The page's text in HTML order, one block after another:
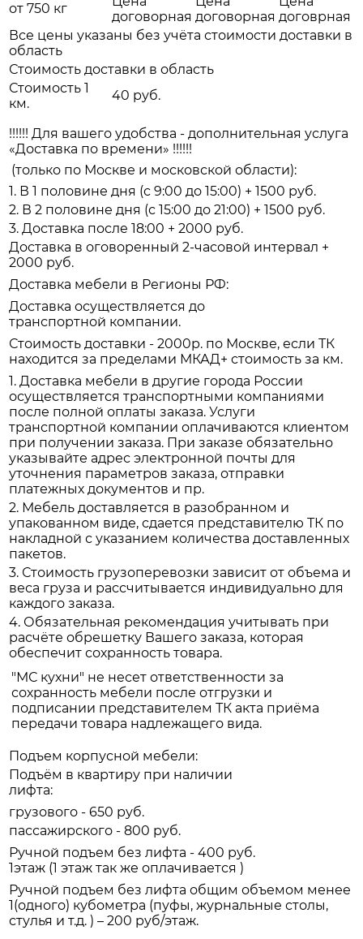
от 750 кг
договорная договорная договрная
Все цены указаны без учёта стоимости доставки в
область
Стоимость доставки в область
Стоимость 1
км.
40 руб.
!!!!!! Для вашего удобства - дополнительная услуга
«Доставка по времени» !!!!!!
(только по Москве и московской области):
1. В 1 половине дня (с 9:00 до 15:00) + 1500 руб.
2. В 2 половине дня (с 15:00 до 21:00) + 1500 руб.
3. Доставка после 18:00 + 2000 руб.
Доставка в оговоренный 2-часовой интервал +
2000 руб.
Доставка мебели в Регионы РФ:
Доставка осуществляется до
транспортной компании.
Стоимость доставки - 2000р. по Москве, если ТК
находится за пределами МКАД+ стоимость за км.
1. Доставка мебели в другие города России
осуществляется транспортными компаниями
после полной оплаты заказа. Услуги
транспортной компании оплачиваются клиентом
при получении заказа. При заказе обязательно
указывайте адрес электронной почты для
уточнения параметров заказа, отправки
платежных документов и пр.
2. Мебель доставляется в разобранном и
упакованном виде, сдается представителю ТК по
накладной с указанием количества доставленных
пакетов.
3. Стоимость грузоперевозки зависит от объема и
веса груза и рассчитывается индивидуально для
каждого заказа.
4. Обязательная рекомендация учитывать при
расчёте обрешетку Вашего заказа, которая
обеспечит сохранность товара.
"МС кухни" не несет ответственности за
сохранность мебели после отгрузки и
подписании представителем ТК акта приёма
передачи товара надлежащего вида.
Подъем корпусной мебели:
Подъём в квартиру при наличии
лифта:
грузового - 650 руб.
пассажирского - 800 руб.
Ручной подъем без лифта - 400 руб.
1этаж (1 этаж так же оплачивается )
Ручной подъем без лифта общим объемом менее
1(одного) кубометра (пуфы, журнальные столы,
стулья и т.д. ) – 200 руб/этаж.